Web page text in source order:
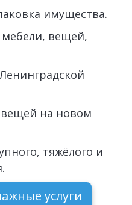
имущества.
мебели, вещей,
вещей на новом
тяжёлого и
услуги